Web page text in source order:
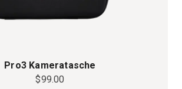
Pro3 Kameratasche
$99.00